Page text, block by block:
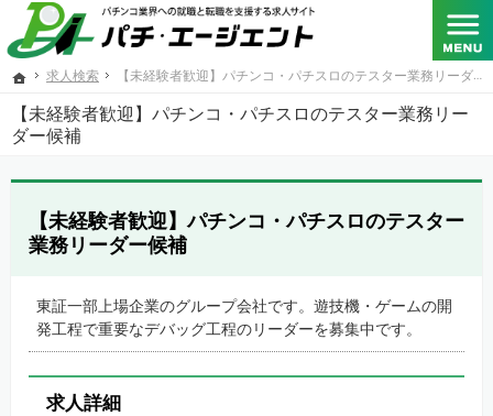
ホーム
求人検索 【未経験者歓迎】パチンコ・パチスロのテスター業務リーダー候補
【未経験者歓迎】パチンコ・パチスロのテスター業務リー
ダー候補
SANKYO･フィールズ･京楽産業.･大一商会･ニューギン･藤商事が共同出資する総合人材サービス
パチンコメーカー、パチスロメーカーをはじめとするパチンコ業界への転職と就職を支援する求人
【未経験者歓迎】パチンコ・パチスロのテスター
業務リーダー候補
東証一部上場企業のグループ会社です。遊技機・ゲームの開
発工程で重要なデバッグ工程のリーダーを募集中です。
求人詳細